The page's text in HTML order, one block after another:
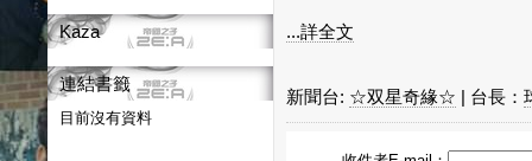
...詳全文
新聞台: ☆双星奇緣☆ | 台長：
Kaza
連結書籤
目前沒有資料